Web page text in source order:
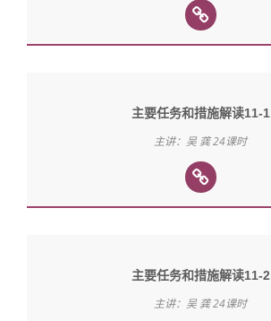
主要任务和措施解读11-1
主讲：吴 龚 24课时
主要任务和措施解读11-2
主讲：吴 龚 24课时